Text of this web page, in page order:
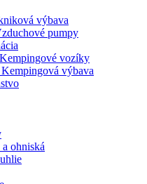
výbava
pumpy
Kempingové vozíky
Kempingová výbava
ohniská